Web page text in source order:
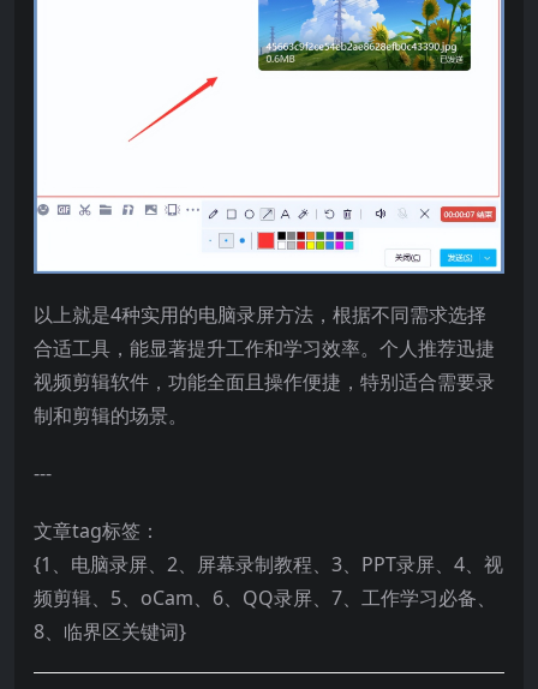
以上就是4种实用的电脑录屏方法，根据不同需求选择
合适工具，能显著提升工作和学习效率。个人推荐迅捷
视频剪辑软件，功能全面且操作便捷，特别适合需要录
制和剪辑的场景。
---
文章tag标签：
{1、电脑录屏、2、屏幕录制教程、3、PPT录屏、4、视
频剪辑、5、oCam、6、QQ录屏、7、工作学习必备、
8、临界区关键词}